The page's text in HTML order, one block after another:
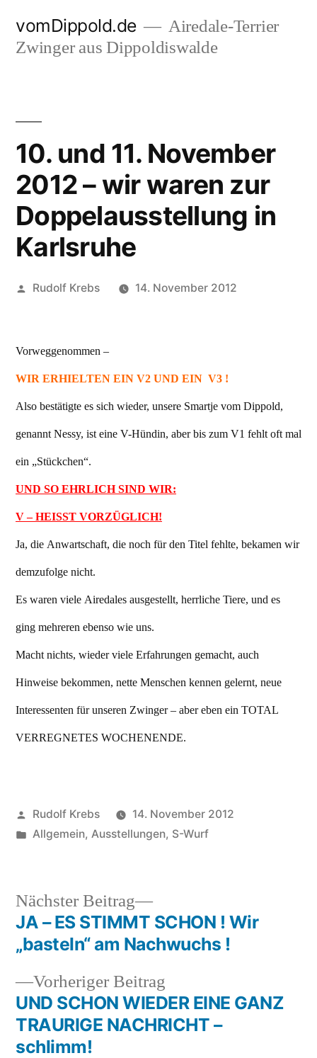
Inhalt
vomDippold.de
Airedale-Terrier
Zwinger aus Dippoldiswalde
10. und 11. November
2012 – wir waren zur
Doppelausstellung in
Karlsruhe
Veröffentlicht
Rudolf Krebs 14. November 2012
Vorweggenommen –
WIR ERHIELTEN EIN V2 UND EIN V3 !
Also bestätigte es sich wieder, unsere Smartje vom Dippold,
genannt Nessy, ist eine V-Hündin, aber bis zum V1 fehlt oft mal
ein „Stückchen“.
UND SO EHRLICH SIND WIR:
V – HEISST VORZÜGLICH!
Ja, die Anwartschaft, die noch für den Titel fehlte, bekamen wir
demzufolge nicht.
Es waren viele Airedales ausgestellt, herrliche Tiere, und es
ging mehreren ebenso wie uns.
Macht nichts, wieder viele Erfahrungen gemacht, auch
Hinweise bekommen, nette Menschen kennen gelernt, neue
Interessenten für unseren Zwinger – aber eben ein TOTAL
VERREGNETES WOCHENENDE.
Veröffentlicht
von
Rudolf Krebs
14. November 2012
Veröffentlicht
Allgemein, Ausstellungen, S-Wurf
Beitragsnavigation
Vorheriger Beitrag
Beitrag:
UND SCHON WIEDER EINE GANZ
TRAURIGE NACHRICHT –
schlimm!
Nächster Beitrag
Nächster
Beitrag:
JA – ES STIMMT SCHON ! Wir
„basteln“ am Nachwuchs !